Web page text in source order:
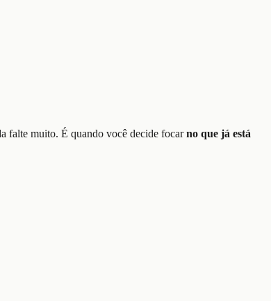
falte muito. É quando você decide focarno que já está